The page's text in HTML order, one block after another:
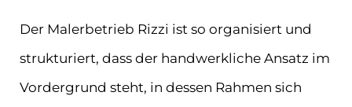
Der Malerbetrieb Rizzi ist so organisiert und
strukturiert, dass der handwerkliche Ansatz im
Vordergrund steht, in dessen Rahmen sich